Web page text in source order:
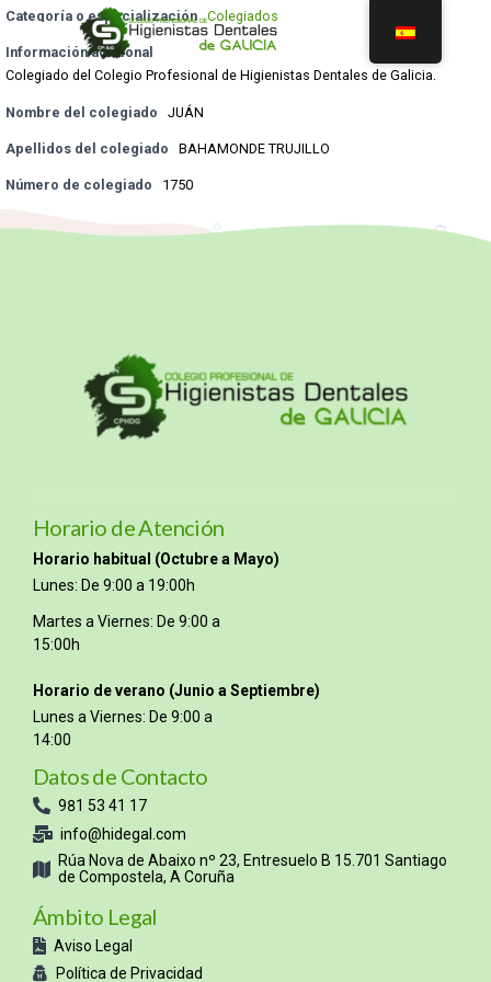
Categoría o especialización Colegiados
Información adicional
Colegiado del Colegio Profesional de Higienistas Dentales de Galicia.
Nombre del colegiado JUÁN
Apellidos del colegiado BAHAMONDE TRUJILLO
Número de colegiado 1750
Horario de Atención
Horario habitual (Octubre a Mayo)
Lunes: De 9:00 a 19:00h
Martes a Viernes: De 9:00 a
15:00h
Horario de verano (Junio a Septiembre)
Lunes a Viernes: De 9:00 a
14:00
Datos de Contacto
981 53 41 17
info@hidegal.com
Rúa Nova de Abaixo nº 23, Entresuelo B 15.701 Santiago
de Compostela, A Coruña
Ámbito Legal
Aviso Legal
Política de Privacidad